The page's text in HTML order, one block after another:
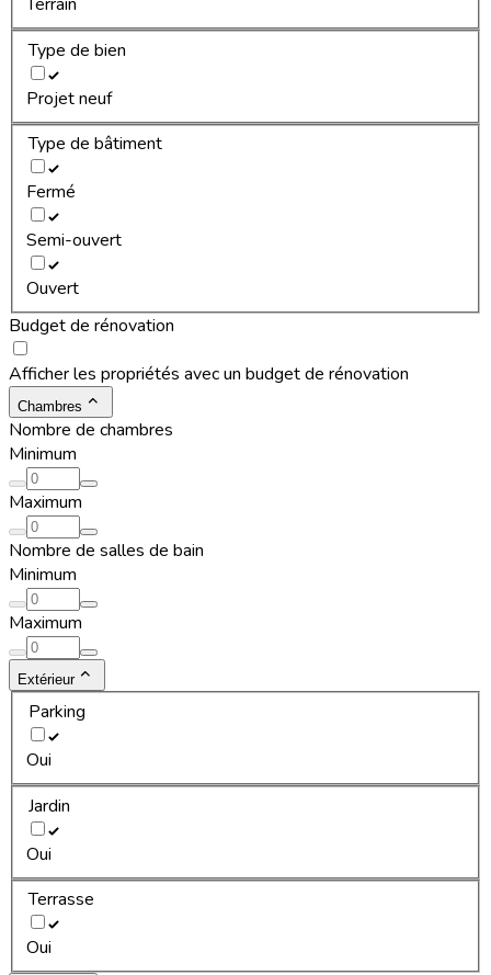
Type de bien
Projet neuf
Type de bâtiment
Fermé
Semi-ouvert
Ouvert
Budget de rénovation
Afficher les propriétés avec un budget de rénovation
Chambres
Nombre de chambres
Minimum
Maximum
Nombre de salles de bain
Minimum
Maximum
Extérieur
Parking
Oui
Jardin
Oui
Terrasse
Oui